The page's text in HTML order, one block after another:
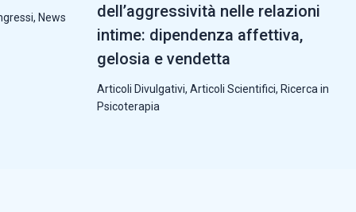
, News
dell’aggressività nelle relazioni
intime: dipendenza affettiva,
gelosia e vendetta
Articoli Divulgativi,Articoli Scientifici,Ricerca in
Psicoterapia